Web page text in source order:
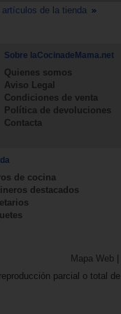
de la tienda
Sobre laCocinadeMama.net
Quienes somos
Aviso Legal
Condiciones de venta
Política de devoluciones
Contacta
de cocina
destacados
Mapa Web |
parcial o total